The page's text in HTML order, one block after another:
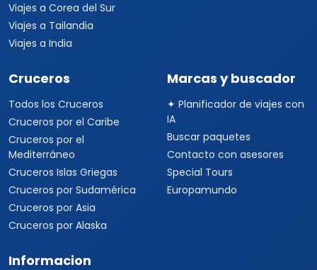
Viajes a África
Viajes a Sudáfrica
Viajes a Kenia
Viajes a Australia
Viajes a Asia
Viajes a Corea del Sur
Viajes a Tailandia
Viajes a India
Cruceros
Todos los Cruceros
Cruceros por el
Marcas y buscador